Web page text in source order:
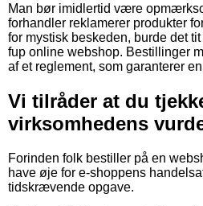
Man bør imidlertid være
forhandler reklamerer produkter
for mystisk beskeden, burde det
fup online webshop. Bestillinger
af et reglement, som garanterer
Vi tilråder at du
virksomhedens
Forinden folk bestiller på en
have øje for e-shoppens
tidskrævende opgave.